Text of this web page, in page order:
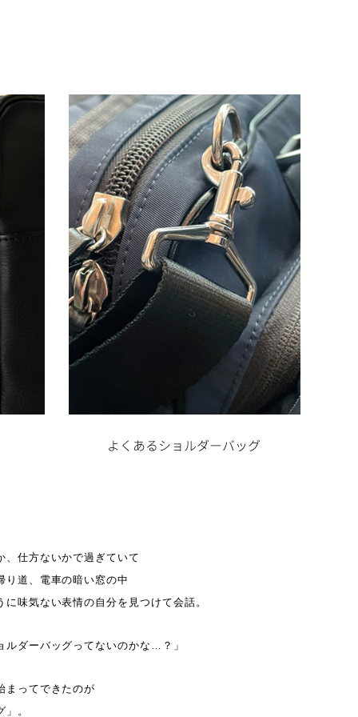
、仕方ないかで過ぎていて
り道、電車の暗い窓の中
に味気ない表情の自分を見つけて会話。
ルダーバッグってないのかな…？」
まってできたのが
」。